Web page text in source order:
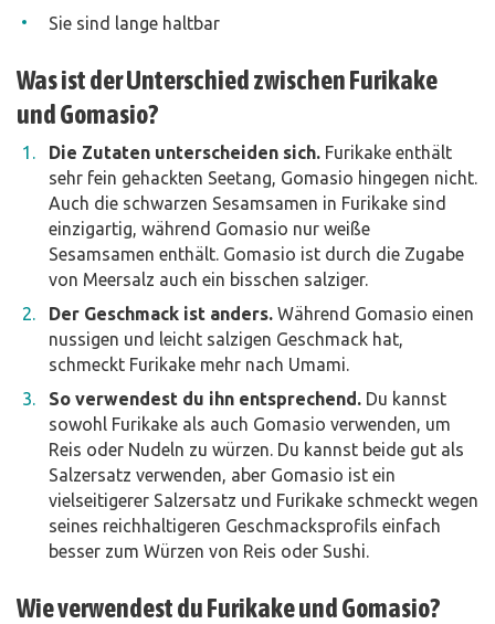
Sie sind lange haltbar
Was ist der Unterschied zwischen Furikake
und Gomasio?
Die Zutaten unterscheiden sich. Furikake enthält
sehr fein gehackten Seetang, Gomasio hingegen nicht.
Auch die schwarzen Sesamsamen in Furikake sind
einzigartig, während Gomasio nur weiße
Sesamsamen enthält. Gomasio ist durch die Zugabe
von Meersalz auch ein bisschen salziger.
Der Geschmack ist anders. Während Gomasio einen
nussigen und leicht salzigen Geschmack hat,
schmeckt Furikake mehr nach Umami.
So verwendest du ihn entsprechend. Du kannst
sowohl Furikake als auch Gomasio verwenden, um
Reis oder Nudeln zu würzen. Du kannst beide gut als
Salzersatz verwenden, aber Gomasio ist ein
vielseitigerer Salzersatz und Furikake schmeckt wegen
seines reichhaltigeren Geschmacksprofils einfach
besser zum Würzen von Reis oder Sushi.
Wie verwendest du Furikake und Gomasio?